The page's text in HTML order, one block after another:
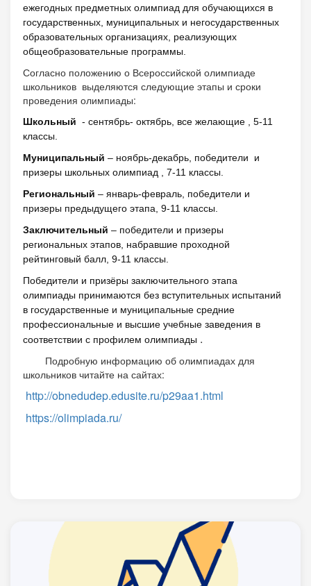
ежегодных предметных олимпиад для обучающихся в
государственных, муниципальных и негосударственных
образовательных организациях, реализующих
общеобразовательные программы.
Согласно положению о Всероссийской олимпиаде
школьников выделяются следующие этапы и сроки
проведения олимпиады:
Школьный - сентябрь- октябрь, все желающие , 5-11
классы.
Муниципальный – ноябрь-декабрь, победители и
призеры школьных олимпиад , 7-11 классы.
Региональный – январь-февраль, победители и
призеры предыдущего этапа, 9-11 классы.
Заключительный – победители и призеры
региональных этапов, набравшие проходной
рейтинговый балл, 9-11 классы.
Победители и призёры заключительного этапа
олимпиады принимаются без вступительных испытаний
в государственные и муниципальные средние
профессиональные и высшие учебные заведения в
соответствии с профилем олимпиады .
Подробную информацию об олимпиадах для
школьников читайте на сайтах:
http://obnedudep.edusite.ru/p29aa1.html
https://olimpiada.ru/